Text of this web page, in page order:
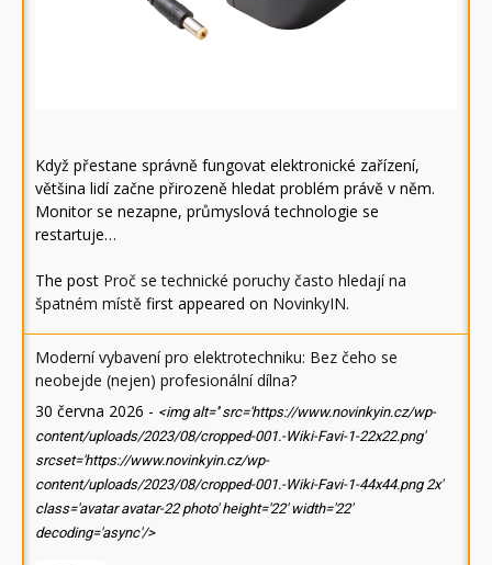
Když přestane správně fungovat elektronické zařízení,
většina lidí začne přirozeně hledat problém právě v něm.
Monitor se nezapne, průmyslová technologie se
restartuje…
The post Proč se technické poruchy často hledají na
špatném místě first appeared on NovinkyIN.
Moderní vybavení pro elektrotechniku: Bez čeho se
neobejde (nejen) profesionální dílna?
30 června 2026 - <img alt='' src='https://www.novinkyin.cz/wp-
content/uploads/2023/08/cropped-001.-Wiki-Favi-1-22x22.png'
srcset='https://www.novinkyin.cz/wp-
content/uploads/2023/08/cropped-001.-Wiki-Favi-1-44x44.png 2x'
class='avatar avatar-22 photo' height='22' width='22'
decoding='async'/>